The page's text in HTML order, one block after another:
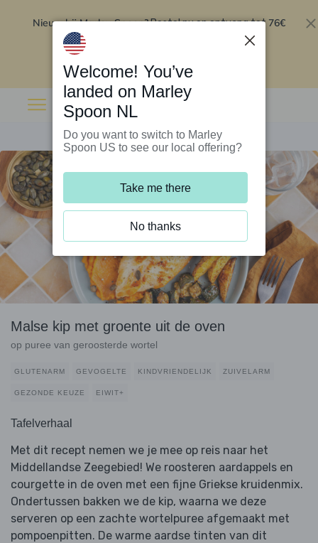
Nieuw bij Marley Spoon?Bestel nu en ontvang tot 76€
Malse kip met groente uit de oven
op puree van geroosterde wortel
GLUTENARM GEVOGELTE KINDVRIENDELIJK ZUIVELARM
GEZONDE KEUZE EIWIT+
Tafelverhaal
Met dit recept nemen we je mee op reis naar het
Middellandse Zeegebied! We roosteren aardappels en
courgette in de oven met een fijne Griekse kruidenmix.
Ondertussen bakken we de kip, waarna we deze
serveren op een zachte wortelpuree afgemaakt met
pompoenpitten. De warme aardse tinten van dit
Welcome! You’ve
landed on Marley
Spoon NL
Do you want to switch to Marley
Spoon US to see our local offering?
Take me there
No thanks